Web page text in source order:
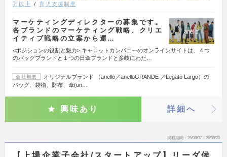
万以上
育児支援制度
マーケティングディレクターの募集です。
各ブランドのマーケティング戦略、クリエ
イティブ戦略の立案から運…
<ポジションの役割と魅力> キャロットカンパニーのオンラインサイトは、４つ
のバッグブランドと１つの日傘ブランドと多岐にわた…
会社概要
オリジナルブランド （anello／anelloGRANDE ／Legato Largo）の
バッグ、袋物、財布、傘(un…
興味あり 詳細へ
掲載期間 26/08/07～26/08/20